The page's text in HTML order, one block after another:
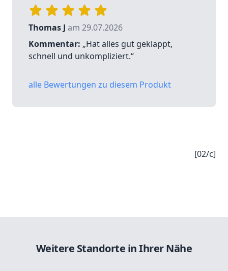
Thomas J am 29.07.2026
Kommentar: „Hat alles gut geklappt,
schnell und unkompliziert.“
alle Bewertungen zu diesem Produkt
[02/c]
Weitere Standorte in Ihrer Nähe